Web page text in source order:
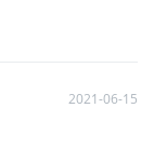
2021-06-15